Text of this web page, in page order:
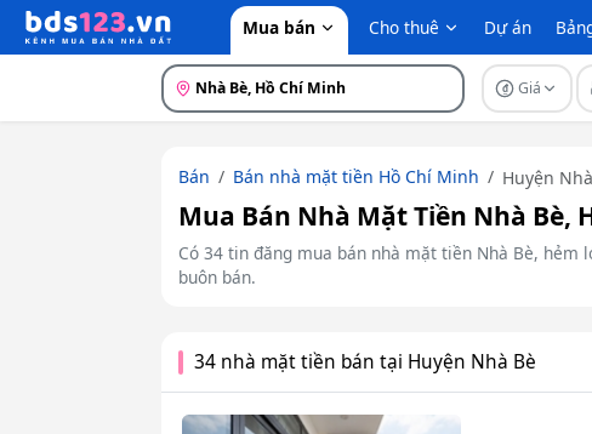
Mua bán Cho thuê Dự án
Nhà Bè, Hồ Chí Minh Giá
Bán Bán nhà mặt tiền Hồ Chí Minh Huyện
Mua Bán Nhà Mặt Tiền Nhà Bè,
Có 34 tin đăng mua bán nhà mặt tiền Nhà Bè,
buôn bán.
34 nhà mặt tiền bán tại Huyện Nhà Bè